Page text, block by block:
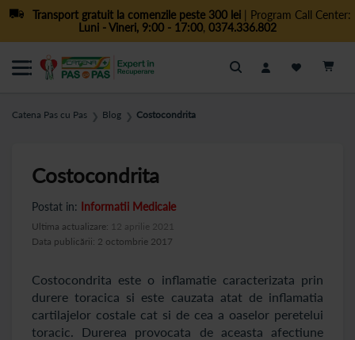
Transport gratuit la comenzile peste 300 lei| Program Call Center:
Luni - Vineri, 9:00 - 17:00, 0374.336.802
Cautare
Catena Pas cu Pas ❯ Blog ❯ Costocondrita
Costocondrita
Postat in: Informatii Medicale
Data publicării: 2 octombrie 2017
Ultima actualizare: 12 aprilie 2021
Costocondrita este o inflamatie caracterizata prin
durere toracica si este cauzata atat de inflamatia
cartilajelor costale cat si de cea a oaselor peretelui
toracic. Durerea provocata de aceasta afectiune